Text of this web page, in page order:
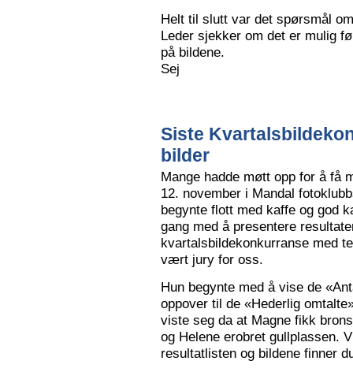
Helt til slutt var det spørsmål
Leder sjekker om det er mulig
på bildene.
Sej
Siste
bilder
Mange hadde møtt opp for å få
12. november i Mandal
begynte flott med kaffe og god
gang med å presentere
kvartalsbildekonkurranse med
vært jury for oss.
Hun begynte med å vise de
oppover til de «Hederlig
viste seg da at Magne fikk
og Helene erobret gullplassen.
resultatlisten og bildene finner